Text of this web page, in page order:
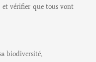
et vérifier que tous vont
biodiversité,